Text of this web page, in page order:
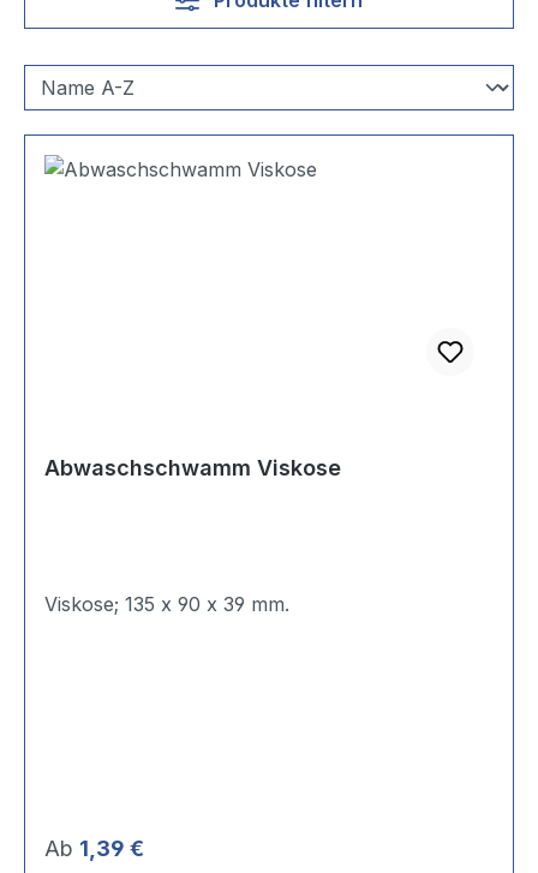
Abwaschschwamm Viskose
Regulärer Preis:
Ab 1,39 €